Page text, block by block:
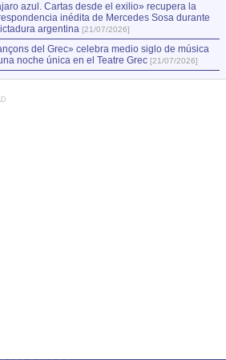
azul. Cartas desde el exilio» recupera la
inédita de Mercedes Sosa durante
argentina [21/07/2026]
del Grec» celebra medio siglo de música
noche única en el Teatre Grec [21/07/2026]